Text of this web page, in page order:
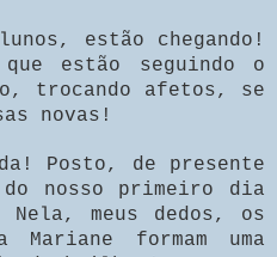
estão chegando!
estão seguindo o
trocando afetos, se
novas!
Posto, de presente
nosso primeiro dia
meus dedos, os
formam uma